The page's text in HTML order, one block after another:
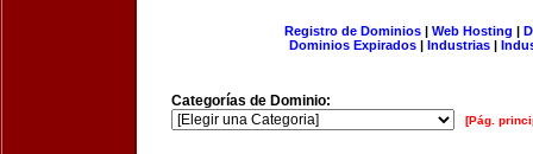
Registro de Dominios| Web Hosting |
Dominios Expirados | Industrias |
Categorías de Dominio:
[Pág.